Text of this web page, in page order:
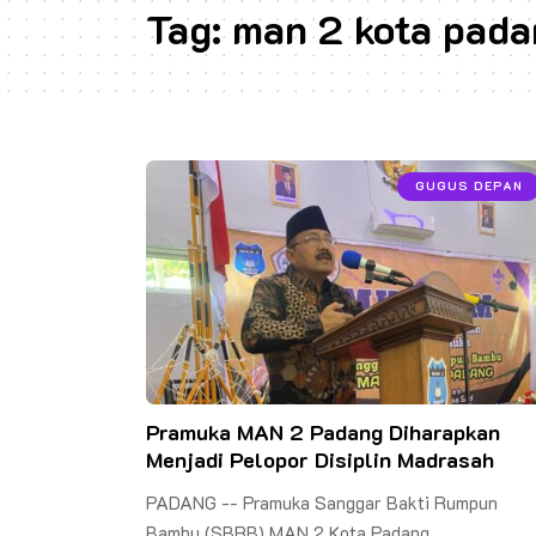
Tag:man 2 kota
GUGUS DEPAN
Pramuka MAN 2 Padang Diharapkan
Menjadi Pelopor Disiplin Madrasah
PADANG -- Pramuka Sanggar Bakti Rumpun